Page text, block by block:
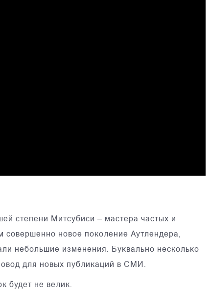
степени Митсубиси – мастера частых и
новое поколение Аутлендера,
небольшие изменения. Буквально несколько
для новых публикаций в СМИ.
будет не велик.